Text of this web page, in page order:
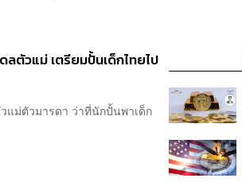
ลตัวแม่ เตรียมปั้นเด็กไทยไป
แม่ตัวมารดา ว่าที่นักปั้นพาเด็ก